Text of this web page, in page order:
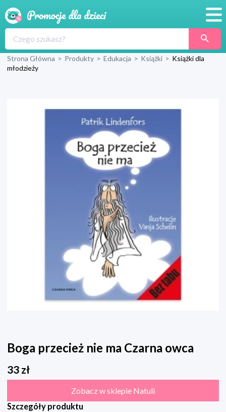
Produkty
Blog
Wyprawka
Strona Główna > Produkty > Edukacja > Książki > Książki dla
młodzieży
Boga przecież nie ma Czarna owca
33 zł
Zobacz w sklepie Natuli
Szczegóły produktu